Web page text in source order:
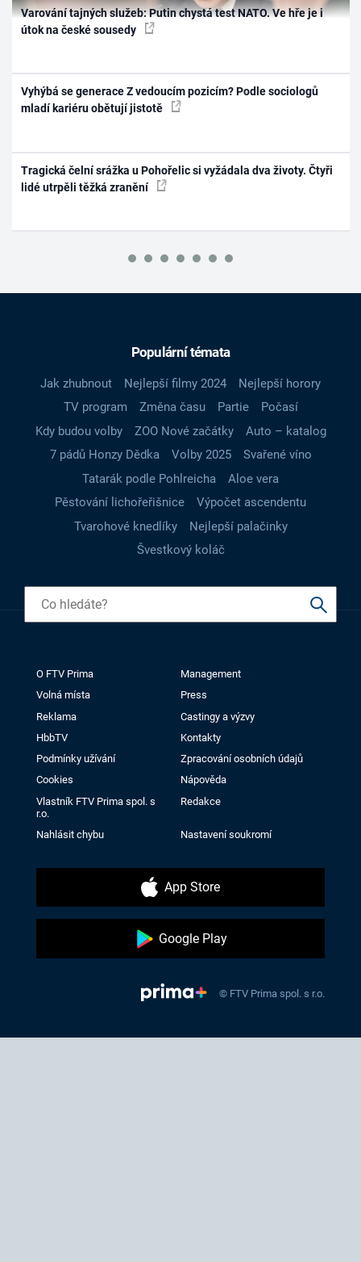
Varování tajných služeb: Putin chystá test NATO. Ve hře je i
útok na české sousedy
Vyhýbá se generace Z vedoucím pozicím? Podle sociologů
mladí kariéru obětují jistotě
Tragická čelní srážka u Pohořelic si vyžádala dva životy. Čtyři
lidé utrpěli těžká zranění
Populární témata
Jak zhubnout Nejlepší filmy 2024
Nejlepší horory
TV program
Změna času Partie
Počasí
Kdy budou volby
ZOO Nové začátky
Auto – katalog
7 pádů Honzy Dědka
Volby 2025
Svařené víno
Tatarák podle Pohlreicha
Aloe vera
Pěstování lichořeřišnice
Výpočet ascendentu
Tvarohové knedlíky
Nejlepší palačinky
Švestkový koláč
O FTV Prima
Management
Volná místa
Press
Reklama
Castingy a výzvy
HbbTV
Kontakty
Podmínky užívání
Zpracování osobních údajů
Cookies
Nápověda
Vlastník FTV Prima spol. s
r.o.
Redakce
Nahlásit chybu Nastavení soukromí
App Store
Google Play
© FTV Prima spol. s r.o.